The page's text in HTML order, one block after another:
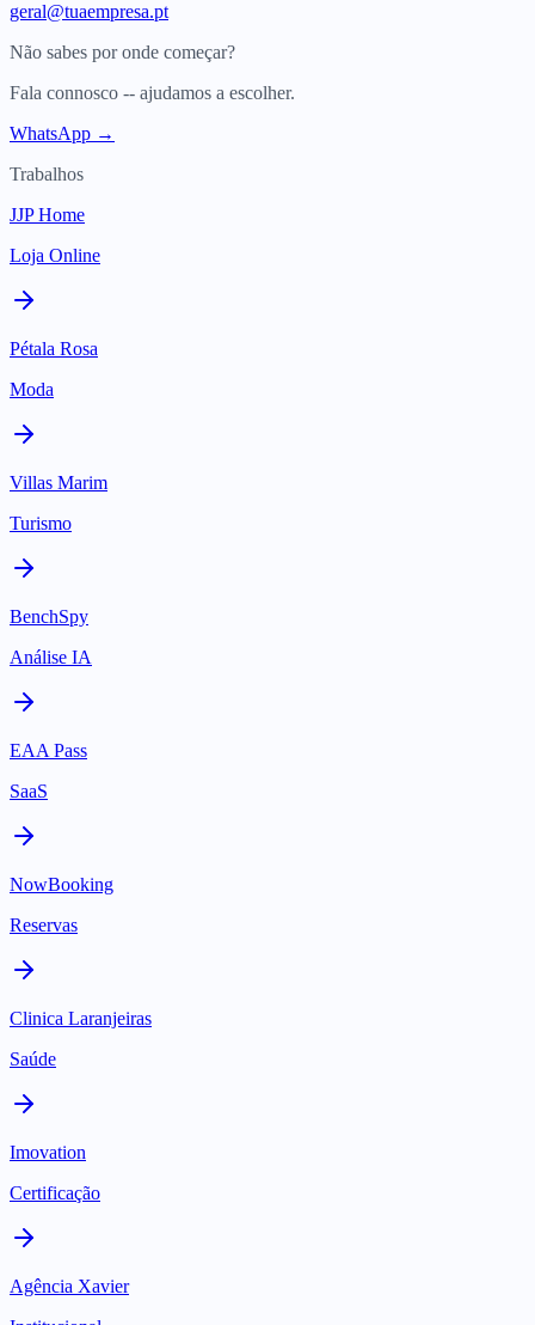
geral@tuaempresa.pt
Não sabes por onde começar?
Fala connosco -- ajudamos a escolher.
WhatsApp →
Trabalhos
JJP Home
Loja Online
Pétala Rosa
Moda
Villas Marim
Turismo
BenchSpy
Análise IA
EAA Pass
SaaS
NowBooking
Reservas
Clinica Laranjeiras
Saúde
Imovation
Certificação
Agência Xavier